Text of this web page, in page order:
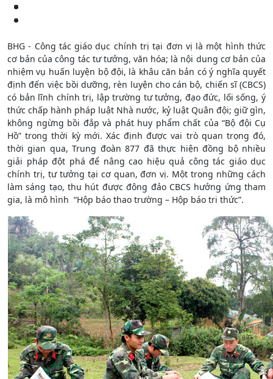
BHG - Công tác giáo dục chính trị tại đơn vị là một hình thức
cơ bản của công tác tư tưởng, văn hóa; là nội dung cơ bản của
nhiệm vụ huấn luyện bộ đội, là khâu căn bản có ý nghĩa quyết
định đến việc bồi dưỡng, rèn luyện cho cán bộ, chiến sĩ (CBCS)
có bản lĩnh chính trị, lập trường tư tưởng, đạo đức, lối sống, ý
thức chấp hành pháp luật Nhà nước, kỷ luật Quân đội; giữ gìn,
không ngừng bồi đắp và phát huy phẩm chất của “Bộ đội Cụ
Hồ” trong thời kỳ mới. Xác định được vai trò quan trọng đó,
thời gian qua, Trung đoàn 877 đã thực hiện đồng bộ nhiều
giải pháp đột phá để nâng cao hiệu quả công tác giáo dục
chính trị, tư tưởng tại cơ quan, đơn vị. Một trong những cách
làm sáng tạo, thu hút được đông đảo CBCS hưởng ứng tham
gia, là mô hình “Hộp báo thao trường – Hộp báo tri thức”.